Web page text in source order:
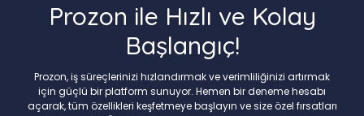
Prozon ile Hızlı ve Kolay
Başlangıç!
Prozon, iş süreçlerinizi hızlandırmak ve verimliliğinizi artırmak
için güçlü bir platform sunuyor. Hemen bir deneme hesabı
açarak, tüm özellikleri keşfetmeye başlayın ve size özel fırsatları